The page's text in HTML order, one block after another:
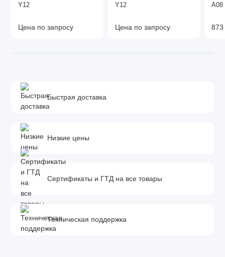
Y12
Цена по запросу
Y12
Цена по запросу
A08
873
Быстрая доставка
Низкие цены
Сертификаты и ГТД на все товары
Техническая поддержка